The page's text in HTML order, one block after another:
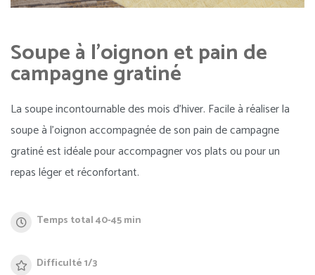
Soupe à l'oignon et pain de
campagne gratiné
La soupe incontournable des mois d’hiver. Facile à réaliser la
soupe à l’oignon accompagnée de son pain de campagne
gratiné est idéale pour accompagner vos plats ou pour un
repas léger et réconfortant.
Temps total 40-45 min
Difficulté 1/3